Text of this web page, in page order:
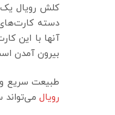
کلش رویال یک
دسته
آنها با این
بیرون آمدن
طبیعت سریع و
رویال می‌تواند